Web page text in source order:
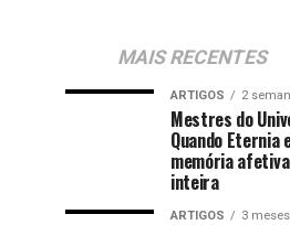
MAIS RECENTES
ARTIGOS 2
Mestres do
Quando Eternia
memória
inteira
ARTIGOS 3